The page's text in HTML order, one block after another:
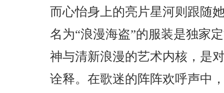
而心怡身上的亮片星河则跟随
名为“浪漫海盗”的服装是独家
神与清新浪漫的艺术内核，是
诠释。在歌迷的阵阵欢呼声中